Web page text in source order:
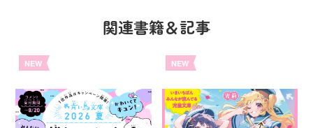
関連書籍＆記事
NEW NEW